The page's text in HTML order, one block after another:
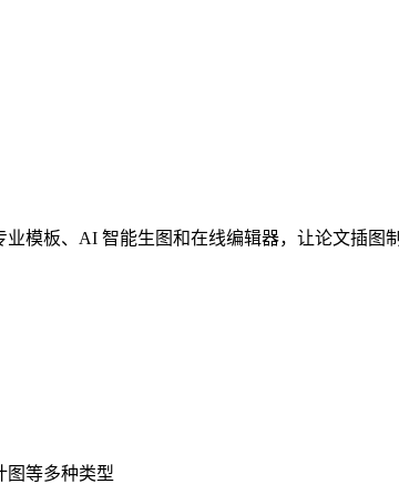
模板、AI 智能生图和在线编辑器，让论文插图
图等多种类型